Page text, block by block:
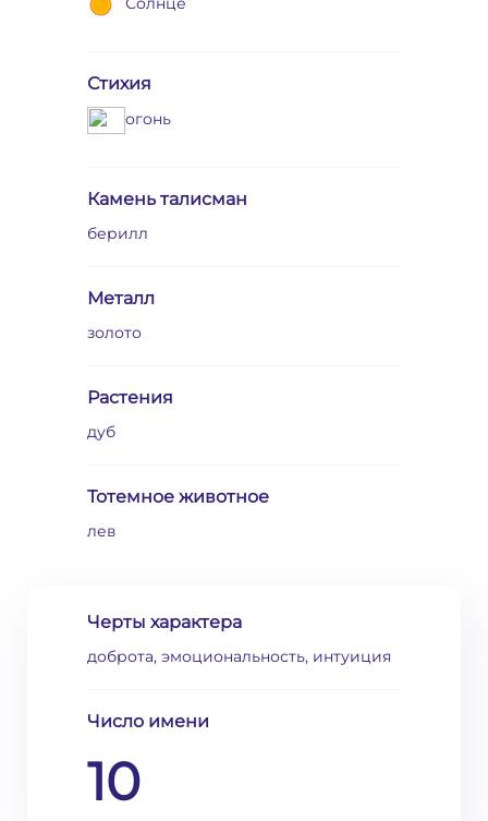
Стихия
огонь
Камень талисман
берилл
Металл
золото
Растения
дуб
Тотемное животное
лев
Черты характера
доброта, эмоциональность, интуиция
Число имени
10